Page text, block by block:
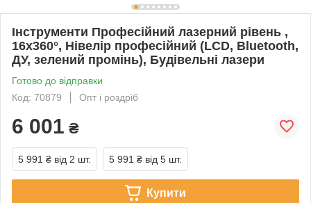
Інструменти Професійний лазерний рівень ,
16x360°, Нівелір професійний (LCD, Bluetooth,
ДУ, зелений промінь), Будівельні лазери
Готово до відправки
Код: 70879
Опт і роздріб
6 001 ₴
5 991 ₴ від 2 шт. 5 991 ₴ від 5 шт.
Купити